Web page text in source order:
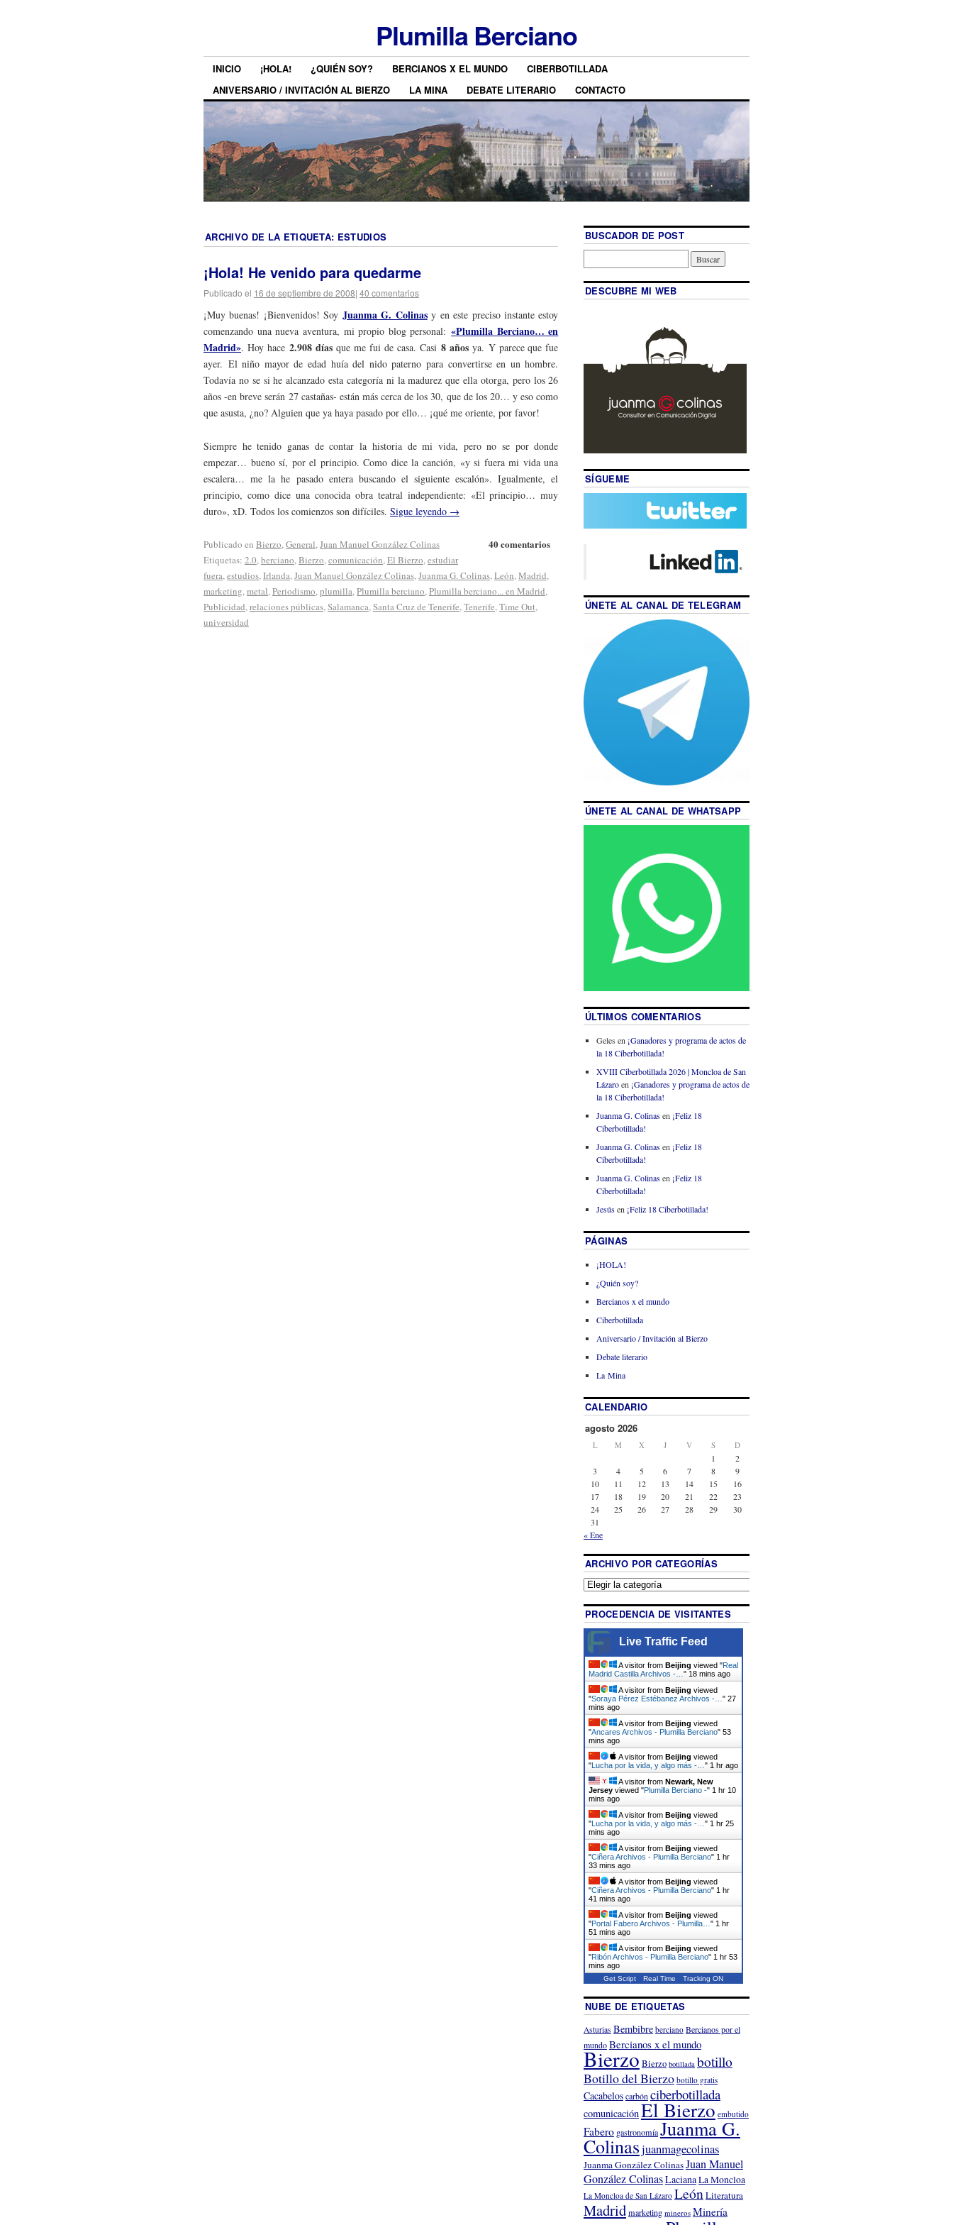
Plumilla Berciano
INICIO ¡HOLA! ¿QUIÉN SOY? BERCIANOS X EL MUNDO
CIBERBOTILLADA
ANIVERSARIO / INVITACIÓN AL BIERZO
LA MINA DEBATE LITERARIO CONTACTO
ARCHIVO DE LA ETIQUETA: ESTUDIOS
¡Hola! He venido para quedarme
Publicado el 16 de septiembre de 2008| 40 comentarios
¡Muy buenas! ¡Bienvenidos! Soy Juanma G. Colinasy en este preciso instante estoy
comenzando una nueva aventura, mi propio blog personal:«Plumilla Berciano… en
Madrid». Hoy hace 2.908 díasque me fui de casa. Casi 8 añosya. Y parece que fue
ayer. El niño mayor de edad huía del nido paterno para convertirse en un hombre.
Todavía no se si he alcanzado esta categoría ni la madurez que ella otorga, pero los 26
años -en breve serán 27 castañas- están más cerca de los 30, que de los 20… y eso como
que asusta, ¿no? Alguien que ya haya pasado por ello… ¡qué me oriente, por favor!
Siempre he tenido ganas de contar la historia de mi vida, pero no se por donde
empezar… bueno sí, por el principio. Como dice la canción, «y si fuera mi vida una
escalera… me la he pasado entera buscando el siguiente escalón». Igualmente, el
principio, como dice una conocida obra teatral independiente: «El principio… muy
duro», xD. Todos los comienzos son difíciles. Sigue leyendo →
40 comentarios
Publicado en Bierzo,General,Juan Manuel González Colinas
Etiquetas: 2.0,berciano,Bierzo,comunicación,El Bierzo,estudiar
fuera,estudios,Irlanda,Juan Manuel González Colinas,Juanma G. Colinas,León,Madrid,
marketing,metal,Periodismo,plumilla,Plumilla berciano,Plumilla berciano... en Madrid,
Publicidad,relaciones públicas,Salamanca,Santa Cruz de Tenerife,Tenerife,Time Out,
universidad
BUSCADOR DE POST
DESCUBRE MI WEB
SÍGUEME
ÚNETE AL CANAL DE TELEGRAM
ÚNETE AL CANAL DE WHATSAPP
ÚLTIMOS COMENTARIOS
Geles en ¡Ganadores y programa de actos de
la 18 Ciberbotillada!
XVIII Ciberbotillada 2026 | Moncloa de San
Lázaroen ¡Ganadores y programa de actos de
la 18 Ciberbotillada!
Juanma G. Colinasen ¡Feliz 18
Ciberbotillada!
Juanma G. Colinasen ¡Feliz 18
Ciberbotillada!
Juanma G. Colinasen ¡Feliz 18
Ciberbotillada!
Jesúsen ¡Feliz 18 Ciberbotillada!
PÁGINAS
¡HOLA!
¿Quién soy?
Bercianos x el mundo
Ciberbotillada
Aniversario / Invitación al Bierzo
Debate literario
La Mina
CALENDARIO
agosto 2026
L M X J V S D
1
2
3
4 5 6 7 8
9
10
11 12 13 14 15
16
17
18 19 20 21 22
23
24
25 26 27 28 29
30
31
« Ene
ARCHIVO POR CATEGORÍAS
PROCEDENCIA DE VISITANTES
Live Traffic Feed
A visitor from Beijing viewed "Real
Madrid Castilla Archivos -… " 18 mins ago
A visitor from Beijing viewed
"Soraya Pérez Estébanez Archivos -… " 27
mins ago
A visitor from Beijing viewed
"Ancares Archivos - Plumilla Berciano" 53
mins ago
A visitor from Beijing viewed
"Lucha por la vida, y algo más -… " 1 hr ago
A visitor from Newark, New
Jerseyviewed "Plumilla Berciano -" 1 hr 10
mins ago
A visitor from Beijing viewed
"Lucha por la vida, y algo más -… " 1 hr 25
mins ago
A visitor from Beijing viewed
"Ciñera Archivos - Plumilla Berciano" 1 hr
33 mins ago
A visitor from Beijing viewed
"Ciñera Archivos - Plumilla Berciano" 1 hr
41 mins ago
A visitor from Beijing viewed
"Portal Fabero Archivos - Plumilla… " 1 hr
51 mins ago
A visitor from Beijing viewed
"Ribón Archivos - Plumilla Berciano" 1 hr 53
mins ago
Get Script Real Time Tracking ON
NUBE DE ETIQUETAS
Asturias Bembibre berciano Bercianos por el
mundoBercianos x el mundo
BierzoBierzo botillada botillo
Botillo del Bierzo botillo gratis
Cacabeloscarbón ciberbotillada
comunicaciónEl Bierzo embutido
Fabero gastronomíaJuanma G.
Colinasjuanmagecolinas
Juanma González ColinasJuan Manuel
González ColinasLacianaLa Moncloa
La Moncloa de San Lázaro LeónLiteratura
Madridmarketing mineros Minería